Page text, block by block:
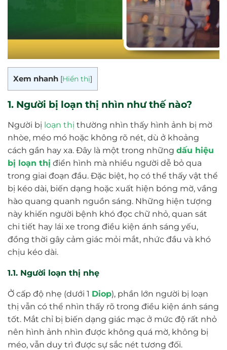
Xem nhanh [Hiển thị]
1. Người bị loạn thị nhìn như thế nào?
Người bị loạn thị thường nhìn thấy hình ảnh bị mờ
nhòe, méo mó hoặc không rõ nét, dù ở khoảng
cách gần hay xa. Đây là một trong những dấu hiệu
bị loạn thị điển hình mà nhiều người dễ bỏ qua
trong giai đoạn đầu. Đặc biệt, họ có thể thấy vật thể
bị kéo dài, biến dạng hoặc xuất hiện bóng mờ, vầng
hào quang quanh nguồn sáng. Những hiện tượng
này khiến người bệnh khó đọc chữ nhỏ, quan sát
chi tiết hay lái xe trong điều kiện ánh sáng yếu,
đồng thời gây cảm giác mỏi mắt, nhức đầu và khó
chịu kéo dài.
1.1. Người loạn thị nhẹ
Ở cấp độ nhẹ (dưới 1 Diop), phần lớn người bị loạn
thị vẫn có thể nhìn thấy rõ trong điều kiện ánh sáng
tốt. Mắt chỉ bị biến dạng giác mạc ở mức độ rất nhỏ
nên hình ảnh nhìn được không quá mờ, không bị
méo, vẫn duy trì được sự sắc nét tương đối.